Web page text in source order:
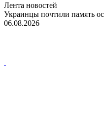
Лента новостей
Украинцы почтили память
06.08.2026